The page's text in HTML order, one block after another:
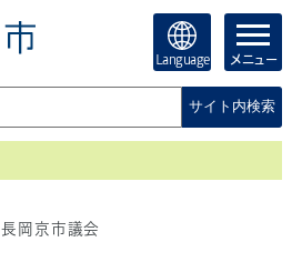
Language メニュー
サイト内検索
長岡京市議会